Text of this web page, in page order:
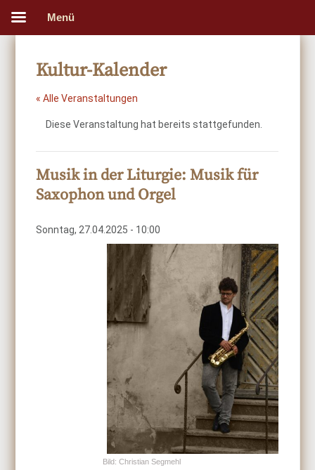
Kultur-Kalender
« Alle Veranstaltungen
Diese Veranstaltung hat bereits stattgefunden.
Musik in der Liturgie: Musik für
Saxophon und Orgel
Sonntag, 27.04.2025 - 10:00
Bild: Christian Segmehl
Menü